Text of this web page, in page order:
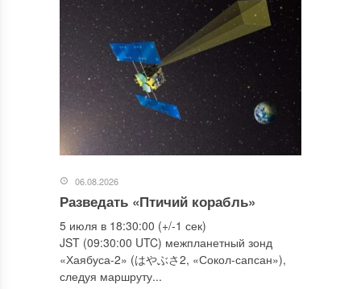
06.08.2026
Разведать «Птичий корабль»
5 июля в 18:30:00 (+/-1 сек)
JST (09:30:00 UTC) межпланетный зонд
«Хаябуса-2» (はやぶさ2, «Сокол-сапсан»),
следуя маршруту...